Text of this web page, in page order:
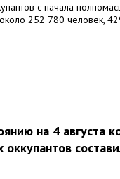
с начала
252 780 человек,
на 4 августа